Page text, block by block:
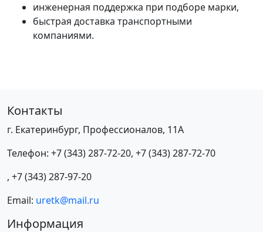
инженерная поддержка при подборе марки,
быстрая доставка транспортными
компаниями.
Контакты
г. Екатеринбург, Профессионалов, 11А
Телефон: +7 (343) 287-72-20, +7 (343) 287-72-70
, +7 (343) 287-97-20
Email: uretk@mail.ru
Информация